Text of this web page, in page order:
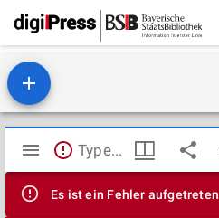
Mirador
Viewer
TypeError: Failed to fetch
Es ist ein Fehler aufgetreten